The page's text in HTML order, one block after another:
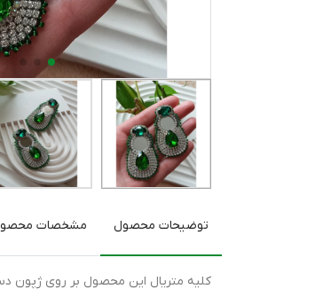
توضیحات محصول مشخصات
کلیه متریال این محصول بر روی ژپون